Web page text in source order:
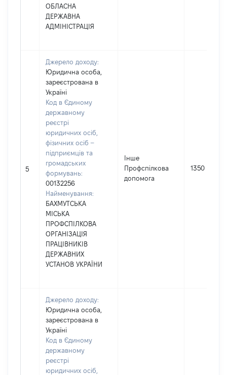
ОБЛАСНА
ДЕРЖАВНА
АДМІНІСТРАЦІЯ
5
Джерело доходу:
Юридична особа,
зареєстрована в
Україні
Код в Єдиному
державному
реєстрі
юридичних осіб,
фізичних осіб –
підприємців та
громадських
формувань:
00132256
Найменування:
БАХМУТСЬКА
МІСЬКА
ПРОФСПІЛКОВА
ОРГАНІЗАЦІЯ
ПРАЦІВНИКІВ
ДЕРЖАВНИХ
УСТАНОВ УКРАЇНИ
Інше
Профспілкова
допомога
1350
Джерело доходу:
Юридична особа,
зареєстрована в
Україні
Код в Єдиному
державному
реєстрі
юридичних осіб,